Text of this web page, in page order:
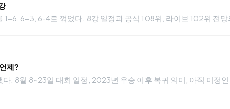
1-6, 6-3, 6-4로 꺾었다. 8강 일정과 공식 108위, 라이브 102위 전망
제?
. 8월 8~23일 대회 일정, 2023년 우승 이후 복귀 의미, 아직 미정